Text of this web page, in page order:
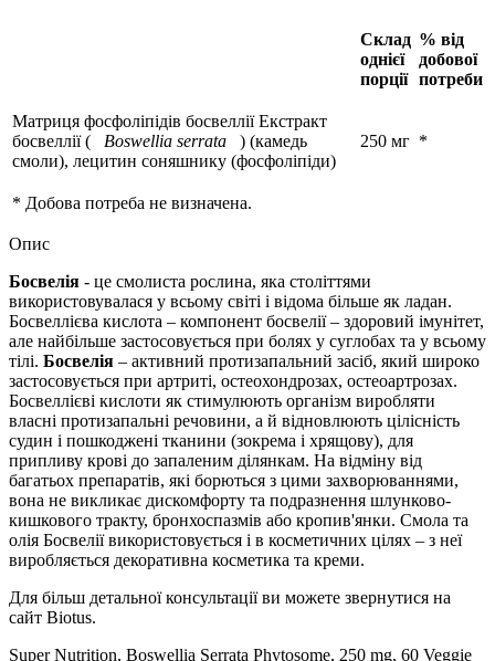
Склад
однієї
порції
% від
добової
потреби
Матриця фосфоліпідів босвеллії Екстракт
босвеллії (
Boswellia serrata
) (камедь
смоли), лецитин соняшнику (фосфоліпіди)
250 мг *
* Добова потреба не визначена.
Опис
Босвелія - це смолиста рослина, яка століттями
використовувалася у всьому світі і відома більше як ладан.
Босвеллієва кислота – компонент босвелії – здоровий імунітет,
але найбільше застосовується при болях у суглобах та у всьому
тілі. Босвелія – активний протизапальний засіб, який широко
застосовується при артриті, остеохондрозах, остеоартрозах.
Босвеллієві кислоти як стимулюють організм виробляти
власні протизапальні речовини, а й відновлюють цілісність
судин і пошкоджені тканини (зокрема і хрящову), для
припливу крові до запаленим ділянкам. На відміну від
багатьох препаратів, які борються з цими захворюваннями,
вона не викликає дискомфорту та подразнення шлунково-
кишкового тракту, бронхоспазмів або кропив'янки. Смола та
олія Босвелії використовується і в косметичних цілях – з неї
виробляється декоративна косметика та креми.
Для більш детальної консультації ви можете звернутися на
сайт Biotus.
Super Nutrition, Boswellia Serrata Phytosome, 250 mg, 60 Veggie